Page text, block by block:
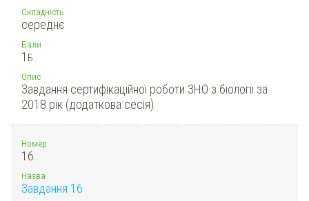
Складність
середнє
Бали
1 Б.
Опис
Завдання сертифікаційної роботи ЗНО з біології за
2018 рік (додаткова сесія).
Номер
16.
Назва
Завдання 16